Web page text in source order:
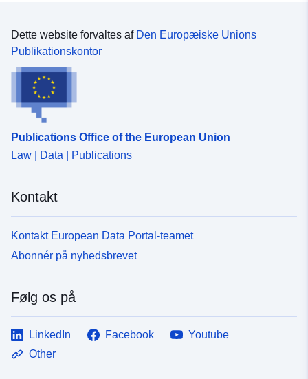
Dette website forvaltes af Den Europæiske Unions
Publikationskontor
Publications Office of the European Union
Law | Data | Publications
Kontakt
Kontakt European Data Portal-teamet
Abonnér på nyhedsbrevet
Følg os på
LinkedIn Facebook
Youtube
Other